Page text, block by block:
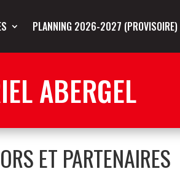
PLANNING 2026-2027 (PROVISOIRE)
ABERGEL
ET PARTENAIRES